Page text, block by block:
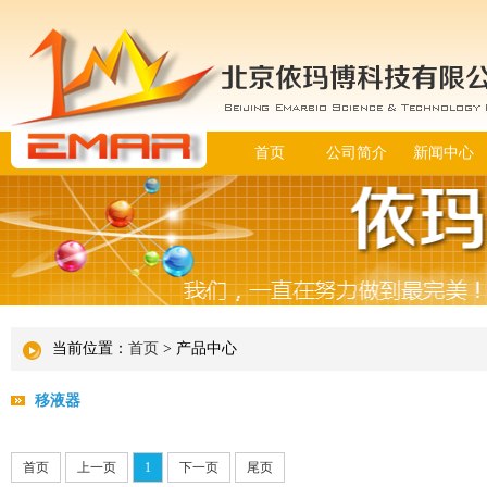
首页 公司简介 新闻中心
当前位置： 首页 > 产品中心
移液器
首页 上一页 1 下一页 尾页